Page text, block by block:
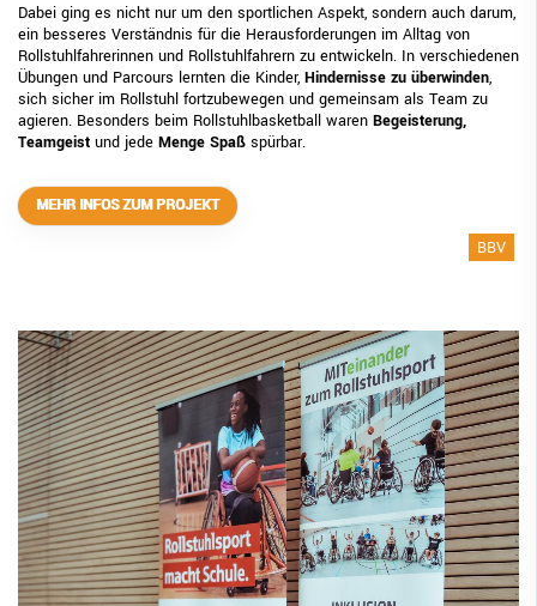
Dabei ging es nicht nur um den sportlichen Aspekt, sondern auch darum,
ein besseres Verständnis für die Herausforderungen im Alltag von
Rollstuhlfahrerinnen und Rollstuhlfahrern zu entwickeln. In verschiedenen
Übungen und Parcours lernten die Kinder, Hindernisse zu überwinden,
sich sicher im Rollstuhl fortzubewegen und gemeinsam als Team zu
agieren. Besonders beim Rollstuhlbasketball waren Begeisterung,
Teamgeist und jede Menge Spaß spürbar.
MEHR INFOS ZUM PROJEKT
BBV